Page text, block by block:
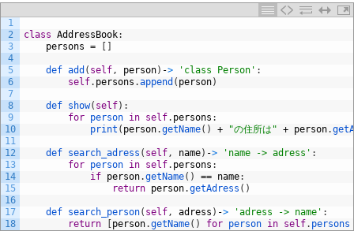
1
2
3
4
5
6
7
8
9
10
11
12
13
14
15
16
17
18
class AddressBook:
persons =
def add ( self, person) -> 'class Person' :
self. persons .append ( person)
def show( self) :
for person in self. persons :
print ( person.getName( ) + "の住所は" + person.
def search_adress ( self, name) -> 'name -> adress' :
for person in self. persons :
if person.getName( ) == name:
return person.getAdress ( )
def search_person( self, adress ) -> 'adress -> name' :
return
person.getName( ) for person in self.